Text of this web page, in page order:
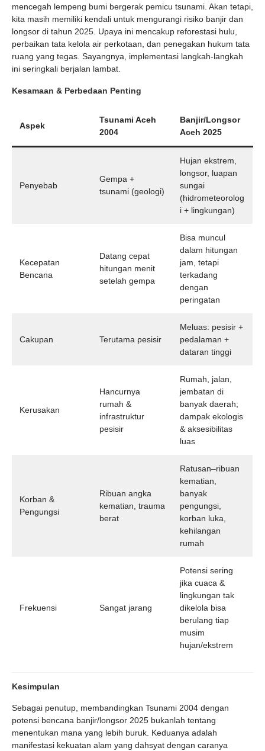
mencegah lempeng bumi bergerak pemicu tsunami. Akan tetapi,
kita masih memiliki kendali untuk mengurangi risiko banjir dan
longsor di tahun 2025. Upaya ini mencakup reforestasi hulu,
perbaikan tata kelola air perkotaan, dan penegakan hukum tata
ruang yang tegas. Sayangnya, implementasi langkah-langkah
ini seringkali berjalan lambat.
Kesamaan & Perbedaan Penting
Aspek
Tsunami Aceh
2004
Banjir/Longsor
Aceh 2025
Penyebab
Gempa +
tsunami (geologi)
Hujan ekstrem,
longsor, luapan
sungai
(hidrometeorolog
i + lingkungan)
Kecepatan
Bencana
Datang cepat
hitungan menit
setelah gempa
Bisa muncul
dalam hitungan
jam, tetapi
terkadang
dengan
peringatan
Cakupan Terutama pesisir
Meluas: pesisir +
pedalaman +
dataran tinggi
Kerusakan
Hancurnya
rumah &
infrastruktur
pesisir
Rumah, jalan,
jembatan di
banyak daerah;
dampak ekologis
& aksesibilitas
luas
Korban &
Pengungsi
Ribuan angka
kematian, trauma
berat
Ratusan–ribuan
kematian,
banyak
pengungsi,
korban luka,
kehilangan
rumah
Frekuensi Sangat jarang
Potensi sering
jika cuaca &
lingkungan tak
dikelola bisa
berulang tiap
musim
hujan/ekstrem
Kesimpulan
Sebagai penutup, membandingkan Tsunami 2004 dengan
potensi bencana banjir/longsor 2025 bukanlah tentang
menentukan mana yang lebih buruk. Keduanya adalah
manifestasi kekuatan alam yang dahsyat dengan caranya